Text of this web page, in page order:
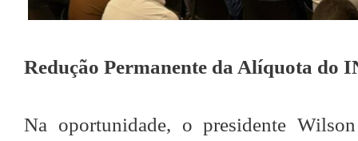
Redução Permanente da Alíquota do
Na oportunidade, o presidente